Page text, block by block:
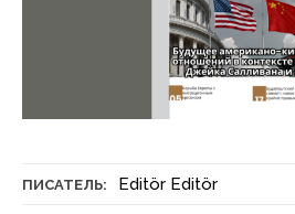
ПИСАТЕЛЬ: Editör Editör